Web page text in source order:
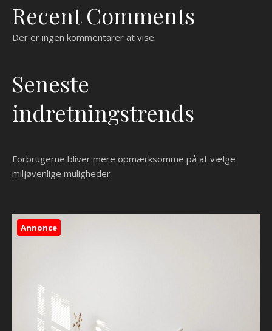
Recent Comments
Der er ingen kommentarer at vise.
Seneste
indretningstrends
Forbrugerne bliver mere opmærksomme på at vælge
miljøvenlige muligheder
Annonce